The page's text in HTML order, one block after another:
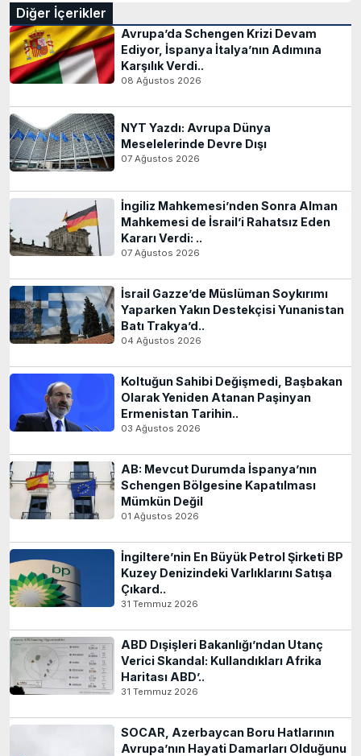
Diğer İçerikler
Avrupa’da Schengen Krizi Devam
Ediyor, İspanya İtalya’nın Adımına
Karşılık Verdi..
08 Ağustos 2026
NYT Yazdı: Avrupa Dünya
Meselelerinde Devre Dışı
07 Ağustos 2026
İngiliz Mahkemesi’nden Sonra Alman
Mahkemesi de İsrail’i Rahatsız Eden
Kararı Verdi: ..
07 Ağustos 2026
İsrail Gazze’de Müslüman Soykırımı
Yaparken Yakın Destekçisi Yunanistan
Batı Trakya’d..
04 Ağustos 2026
Koltuğun Sahibi Değişmedi, Başbakan
Olarak Yeniden Atanan Paşinyan
Ermenistan Tarihin..
03 Ağustos 2026
AB: Mevcut Durumda İspanya’nın
Schengen Bölgesine Kapatılması
Mümkün Değil
01 Ağustos 2026
İngiltere’nin En Büyük Petrol Şirketi BP
Kuzey Denizindeki Varlıklarını Satışa
Çıkard..
31 Temmuz 2026
ABD Dışişleri Bakanlığı’ndan Utanç
Verici Skandal: Kullandıkları Afrika
Haritası ABD’..
31 Temmuz 2026
SOCAR, Azerbaycan Boru Hatlarının
Avrupa’nın Hayati Damarları Olduğunu